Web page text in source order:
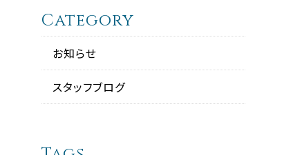
Category
お知らせ
スタッフブログ